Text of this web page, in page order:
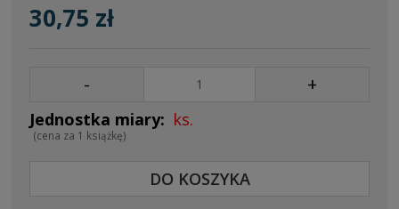
30,75 zł
- +
ks.
(cena za 1 książkę)
DO KOSZYKA